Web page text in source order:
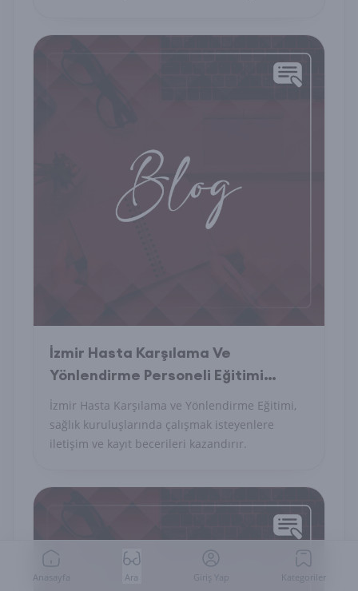
stresle başa çıkmalarına, duygusal denge
sağlamalarına ve zihinlerini sakinleştirmelerine
İzmir Hasta Karşılama Ve
Yönlendirme Personeli Eğitimi
Nedir?
İzmir Hasta Karşılama ve Yönlendirme Eğitimi,
sağlık kuruluşlarında çalışmak isteyenlere
iletişim ve kayıt becerileri kazandırır.
Anasayfa Ara Giriş Yap Kategoriler